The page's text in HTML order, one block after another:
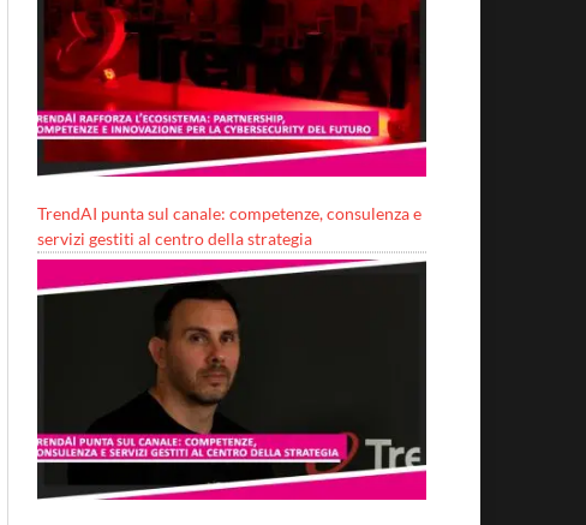
TrendAI punta sul canale: competenze, consulenza e
servizi gestiti al centro della strategia